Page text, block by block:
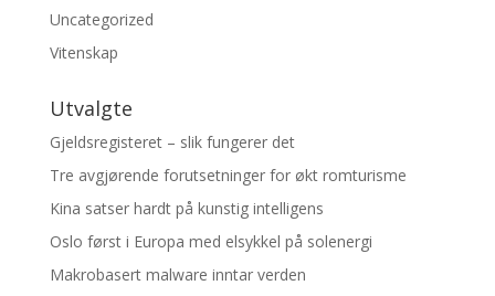
Uncategorized
Vitenskap
Utvalgte
Gjeldsregisteret – slik fungerer det
Tre avgjørende forutsetninger for økt romturisme
Kina satser hardt på kunstig intelligens
Oslo først i Europa med elsykkel på solenergi
Makrobasert malware inntar verden